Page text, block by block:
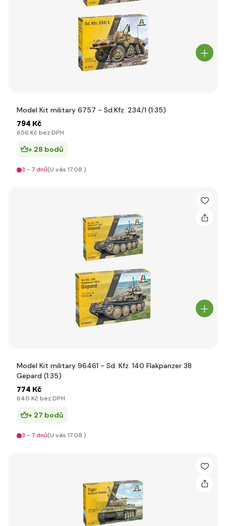
Model Kit military 6757 - Sd.Kfz. 234/1 (1:35)
794 Kč
656 Kč bez DPH
+ 28 bodů
3 - 7 dnů(U vás 17.08.)
Model Kit military 96461 - Sd. Kfz. 140 Flakpanzer 38
Gepard (1:35)
774 Kč
640 Kč bez DPH
+ 27 bodů
3 - 7 dnů(U vás 17.08.)